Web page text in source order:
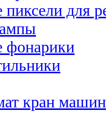
пиксели для
фонарики
кран